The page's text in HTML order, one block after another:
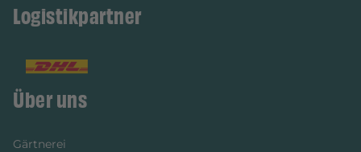
Logistikpartner
Über uns
Gärtnerei